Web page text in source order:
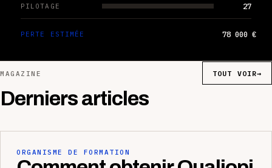
PILOTAGE 27
PERTE ESTIMÉE 78 000 €
MAGAZINE
Derniers articles
TOUT VOIR→
ORGANISME DE FORMATION